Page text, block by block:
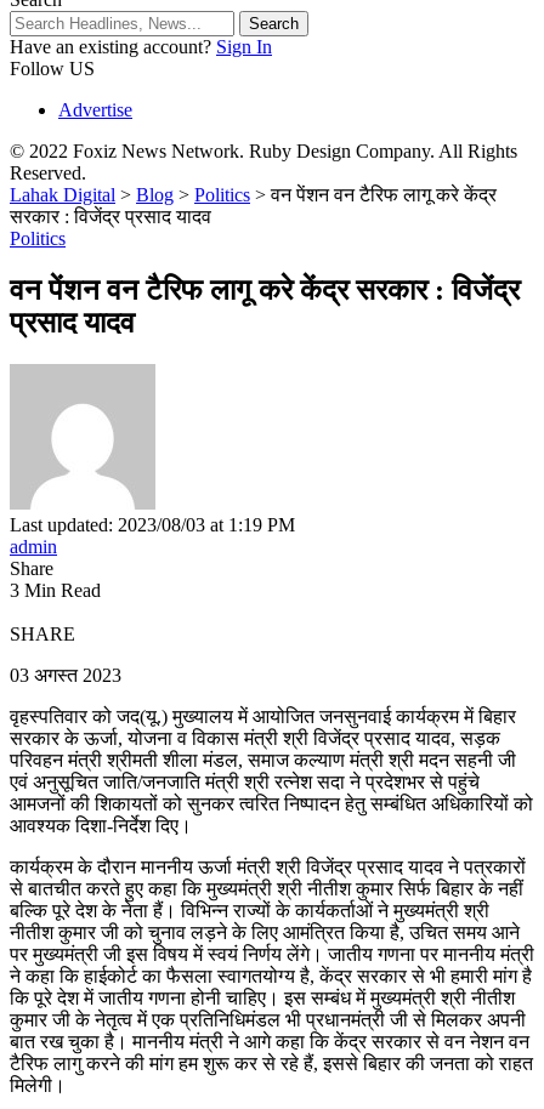
Have an existing account? Sign In
Follow US
Advertise
© 2022 Foxiz News Network. Ruby Design Company. All Rights
Reserved.
Lahak Digital > Blog > Politics >वन पेंशन वन टैरिफ लागू करे केंद्र
सरकार : विजेंद्र प्रसाद यादव
Politics
वन पेंशन वन टैरिफ लागू करे केंद्र सरकार : विजेंद्र
प्रसाद यादव
Last updated: 2023/08/03 at 1:19 PM
admin
Share
3 Min Read
SHARE
03 अगस्त 2023
वृहस्पतिवार को जद(यू.) मुख्यालय में आयोजित जनसुनवाई कार्यक्रम में बिहार
सरकार के ऊर्जा, योजना व विकास मंत्री श्री विजेंद्र प्रसाद यादव, सड़क
परिवहन मंत्री श्रीमती शीला मंडल, समाज कल्याण मंत्री श्री मदन सहनी जी
एवं अनुसूचित जाति/जनजाति मंत्री श्री रत्नेश सदा ने प्रदेशभर से पहुंचे
आमजनों की शिकायतों को सुनकर त्वरित निष्पादन हेतु सम्बंधित अधिकारियों को
आवश्यक दिशा-निर्देश दिए।
कार्यक्रम के दौरान माननीय ऊर्जा मंत्री श्री विजेंद्र प्रसाद यादव ने पत्रकारों
से बातचीत करते हुए कहा कि मुख्यमंत्री श्री नीतीश कुमार सिर्फ बिहार के नहीं
बल्कि पूरे देश के नेता हैं। विभिन्न राज्यों के कार्यकर्ताओं ने मुख्यमंत्री श्री
नीतीश कुमार जी को चुनाव लड़ने के लिए आमंत्रित किया है, उचित समय आने
पर मुख्यमंत्री जी इस विषय में स्वयं निर्णय लेंगे। जातीय गणना पर माननीय मंत्री
ने कहा कि हाईकोर्ट का फैसला स्वागतयोग्य है, केंद्र सरकार से भी हमारी मांग है
कि पूरे देश में जातीय गणना होनी चाहिए। इस सम्बंध में मुख्यमंत्री श्री नीतीश
कुमार जी के नेतृत्व में एक प्रतिनिधिमंडल भी प्रधानमंत्री जी से मिलकर अपनी
बात रख चुका है। माननीय मंत्री ने आगे कहा कि केंद्र सरकार से वन नेशन वन
टैरिफ लागु करने की मांग हम शुरू कर से रहे हैं, इससे बिहार की जनता को राहत
मिलेगी।